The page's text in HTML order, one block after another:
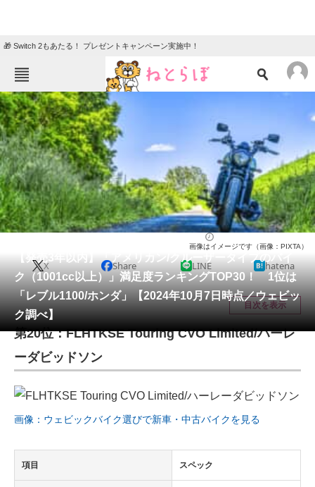
🎁 Switch 2もあたる！ プレゼントキャンペーン実施中！
ねとらぼメニュー
TOP
エンタメ クイズ
グルメ 地域
住まい 教育・育児
動物 リサーチ
メディア
注目記事を集めた総合ページ
ビジネスと働き方のヒント
【発売3年以内】「アメリカン/クルーザータイプのバイ
ク（1001cc以上）」満足度ランキングTOP30！ 1位は
「レブル1100/ホンダ」【2024年10月7日時点／ウェビッ
ク調べ】
画像はイメージです（画像：PIXTA）
X Share LINE hatena
目次を表示
第20位：FLHTKSE Touring CVO Limited/ハーレ
ーダビッドソン
画像：ウェビックバイク選びで新車・中古バイクを見る
項目 スペック